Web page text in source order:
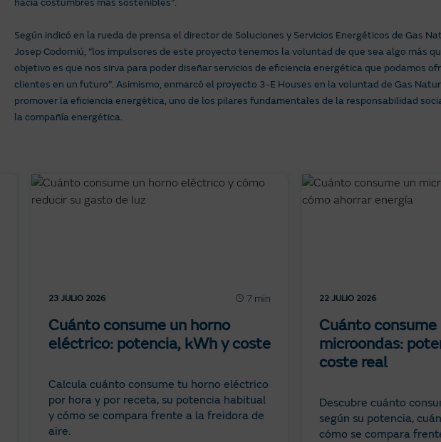
hacia costumbres más sostenibles”.
Según indicó en la rueda de prensa el director de Soluciones y Servicios Energéticos de Gas
Josep Codorniú, “los impulsores de este proyecto tenemos la voluntad de que sea algo más
objetivo es que nos sirva para poder diseñar servicios de eficiencia energética que podamos
clientes en un futuro”. Asimismo, enmarcó el proyecto 3-E Houses en la voluntad de Gas
promover la eficiencia energética, uno de los pilares fundamentales de la responsabilidad
la compañía energética.
23 JULIO 2026 7 min
Cuánto consume un horno
eléctrico: potencia, kWh y coste
Calcula cuánto consume tu horno eléctrico
por hora y por receta, su potencia habitual
y cómo se compara frente a la freidora de
aire.
22 JULIO 2026
Cuánto consume
microondas:
coste real
Descubre cuánto
según su potencia,
cómo se compara